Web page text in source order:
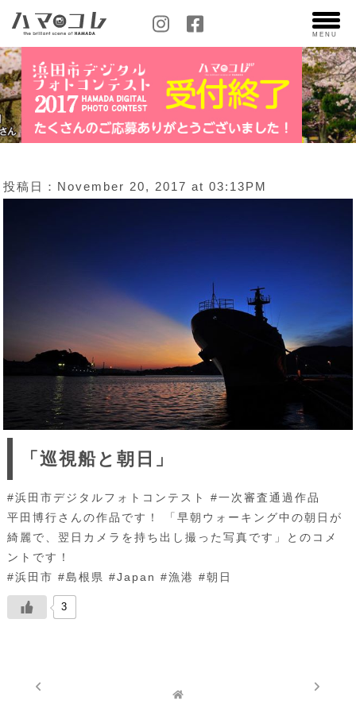
MENU
投稿日：November 20, 2017 at 03:13PM
「巡視船と朝日」
#浜田市デジタルフォトコンテスト #一次審査通過作品
平田博行さんの作品です！ 「早朝ウォーキング中の朝日が
綺麗で、翌日カメラを持ち出し撮った写真です」とのコメ
ントです！
#浜田市 #島根県 #Japan #漁港 #朝日
3